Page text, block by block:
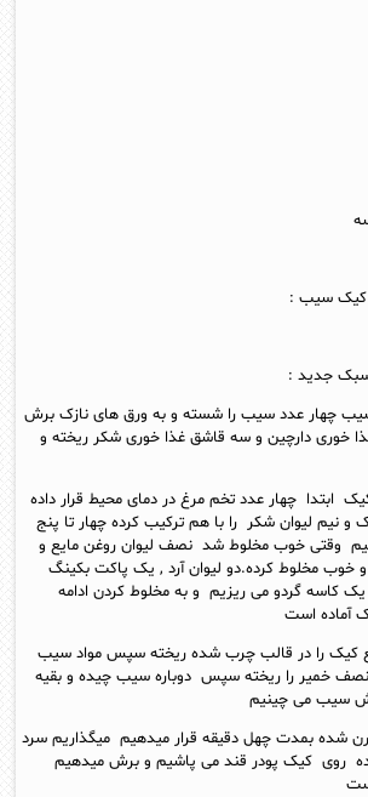
کیک سیب :
جدید :
چهار عدد سیب را شسته و به ورق های نازک برش
خوری دارچین و سه قاشق غذا خوری شکر ریخته و
ابتدا چهار عدد تخم مرغ در دمای محیط قرار داده
و نیم لیوان شکر را با هم ترکیب کرده چهار تا پنج
وقتی خوب مخلوط شد نصف لیوان روغن مایع و
خوب مخلوط کرده.دو لیوان آرد , یک پاکت بکینگ
کاسه گردو می ریزیم و به مخلوط کردن ادامه
آماده است
کیک را در قالب چرب شده ریخته سپس مواد سیب
خمیر را ریخته سپس دوباره سیب چیده و بقیه
سیب می چینیم
قبل گرن شده بمدت چهل دقیقه قرار میدهیم میگذاریم سرد
روی کیک پودر قند می پاشیم و برش میدهیم